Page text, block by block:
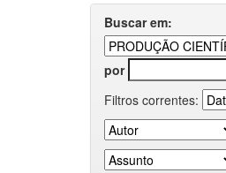
Buscar em:
por
Filtros correntes: